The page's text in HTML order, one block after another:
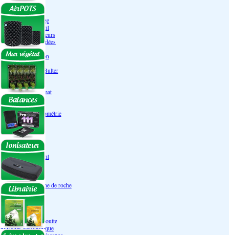
Engrais Pack
Enzymes
Solutions de rinçage
Promotion Discount
Accessoires et doseurs
Engrais pour orchidées
Correcteurs PH
Extraction/Intraction
Ventilation
Ioniseur d'air -AirBulter
Filtre anti-odeur
Diffusion CO²
Contrôleurs de climat
Silencieux
Gaines
Température Hygrométrie
Humidificateurs
Accessoires
Pots - Substrats
Soucoupe
Air Pots originaux
Promotion Discount
Terraux
Autres substrats
Fibre Coco
Billes d'argile- Laine de roche
Irrigation
Orchidées
Système NFT
Ultraponie
Système goutte à goutte
Système Aéroponique